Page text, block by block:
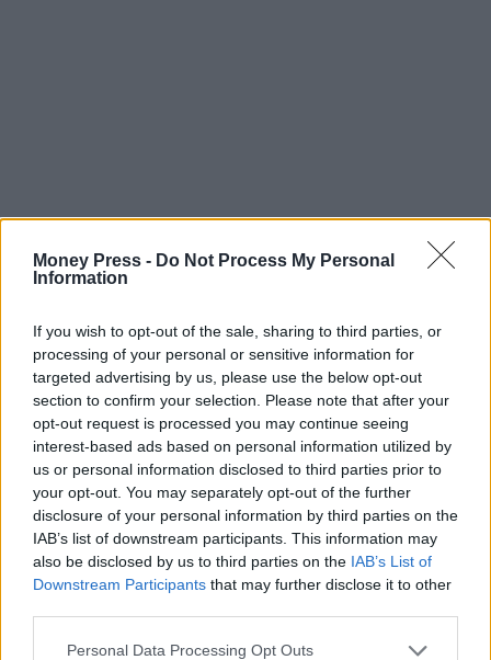
Money Press - Do Not Process My Personal
Information
If you wish to opt-out of the sale, sharing to third parties, or
processing of your personal or sensitive information for
targeted advertising by us, please use the below opt-out
section to confirm your selection. Please note that after your
opt-out request is processed you may continue seeing
interest-based ads based on personal information utilized by
us or personal information disclosed to third parties prior to
your opt-out. You may separately opt-out of the further
disclosure of your personal information by third parties on the
IAB’s list of downstream participants. This information may
also be disclosed by us to third parties on the IAB’s List of
Downstream Participants that may further disclose it to other
Personal Data Processing Opt Outs